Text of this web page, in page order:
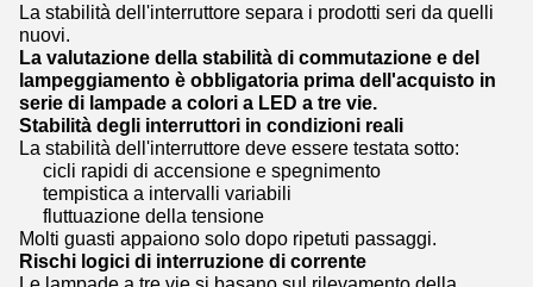
La stabilità dell'interruttore separa i prodotti seri da quelli
nuovi.
La valutazione della stabilità di commutazione e del
lampeggiamento è obbligatoria prima dell'acquisto in
serie di lampade a colori a LED a tre vie.
Stabilità degli interruttori in condizioni reali
La stabilità dell'interruttore deve essere testata sotto:
cicli rapidi di accensione e spegnimento
tempistica a intervalli variabili
fluttuazione della tensione
Molti guasti appaiono solo dopo ripetuti passaggi.
Rischi logici di interruzione di corrente